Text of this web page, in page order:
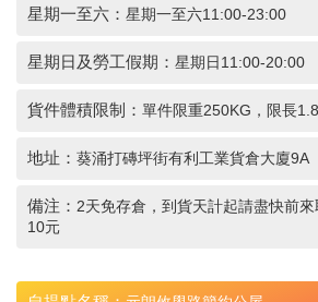
星期一至六： 星期一至六11:00-23:00
星期日及勞工假期： 星期日11:00-20:00
貨件體積限制： 單件限重250KG，限長
地址： 葵涌打磚坪街有利工業貨倉大廈9A
備注： 2天免存倉，到貨天計起請盡快前
10元